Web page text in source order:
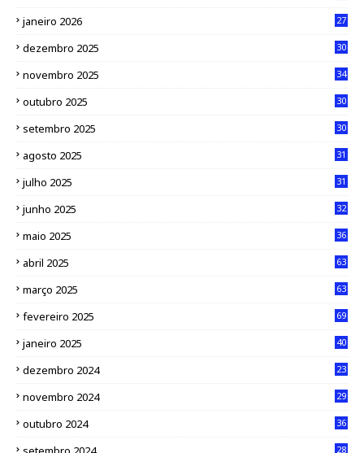
janeiro 2026 27
dezembro 2025 30
novembro 2025 34
outubro 2025 30
setembro 2025 30
agosto 2025 31
julho 2025 31
junho 2025 32
maio 2025 36
abril 2025 63
março 2025 63
fevereiro 2025 69
janeiro 2025 40
dezembro 2024 23
novembro 2024 29
outubro 2024 36
28